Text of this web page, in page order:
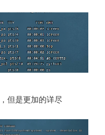
但是更加的详尽